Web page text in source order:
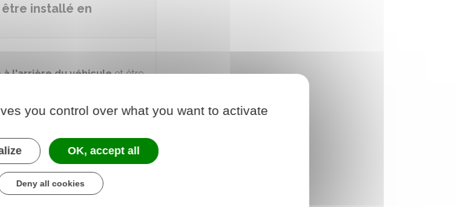
être installé en
à l'arrière du véhiculeet être
à son poids
choisir
qu'il est conforme aux
you control over what you want to activate
OK, accept all
Deny all cookies